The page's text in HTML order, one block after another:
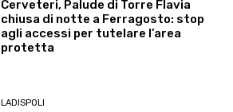
Cerveteri, Palude di Torre Flavia
chiusa di notte a Ferragosto: stop
agli accessi per tutelare l’area
protetta
LADISPOLI